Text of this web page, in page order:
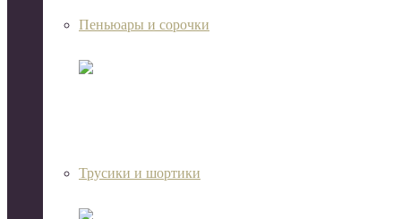
Пеньюары и сорочки
Трусики и шортики